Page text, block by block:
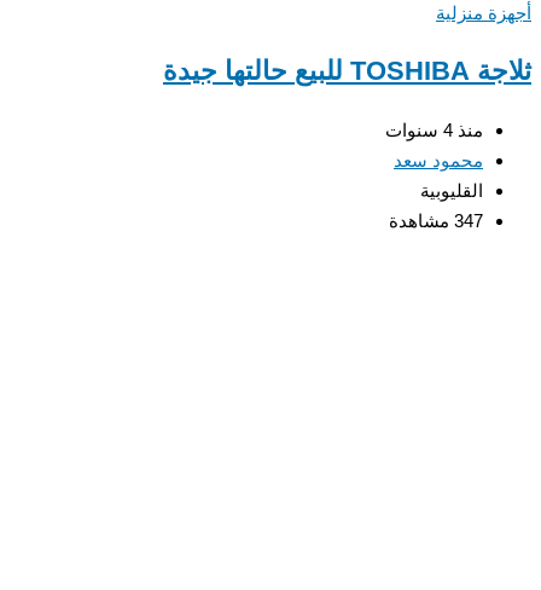
أجهزة منزلية
ثلاجة TOSHIBA للبيع حالتها جيدة
منذ 4 سنوات
محمود سعد
القليوبية
347 مشاهدة